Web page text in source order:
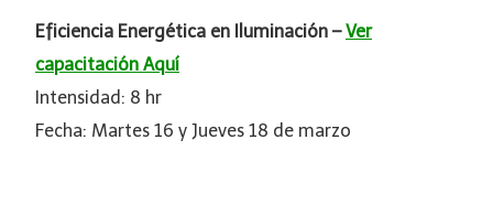
Eficiencia Energética en Iluminación –Ver
capacitación Aquí
Intensidad: 8 hr
Fecha: Martes 16 y Jueves 18 de marzo